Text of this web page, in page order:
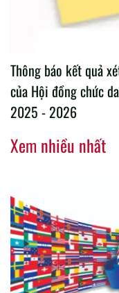
Thông báo kết quả
của Hội đồng chức
2025 - 2026
Xem nhiều nhất